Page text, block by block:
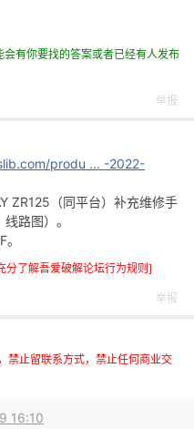
会有你要找的答案或者已经有人发布
举报
produ ... -2022-
ZR125（同平台）补充维修手
路图）。
分了解吾爱破解论坛行为规则]
举报
禁止留联系方式，禁止任何商业交
16:10